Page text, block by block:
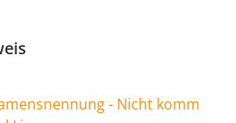
- Nicht komm